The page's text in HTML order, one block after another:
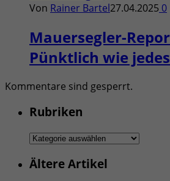
Von Rainer Bartel27.04.2025 0
Mauersegler-
Pünktlich wie
Kommentare sind gesperrt.
Rubriken
Rubriken
Ältere Artikel